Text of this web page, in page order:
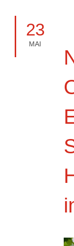
23
MAI